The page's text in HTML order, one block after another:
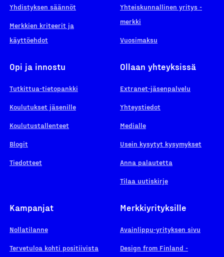
Yhdistyksen säännöt
Merkkien kriteerit ja
käyttöehdot
Yhteiskunnallinen yritys -
merkki
Vuosimaksu
Opi ja innostu
Tutkittua-tietopankki
Koulutukset jäsenille
Koulutustallenteet
Blogit
Tiedotteet
Ollaan yhteyksissä
Extranet-jäsenpalvelu
Yhteystiedot
Medialle
Usein kysytyt kysymykset
Anna palautetta
Tilaa uutiskirje
Kampanjat
Nollatilanne
Tervetuloa kohti positiivista
Merkkiyrityksille
Avainlippu-yrityksen sivu
Design from Finland -